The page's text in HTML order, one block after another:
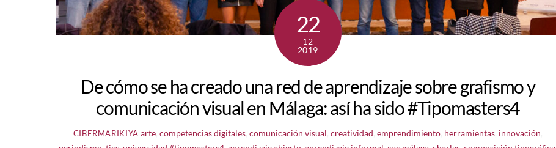
22
12
2019
De cómo se ha creado una red de aprendizaje sobre grafismo y
comunicación visual en Málaga: así ha sido #Tipomasters4
CIBERMARIKIYA arte ,competencias digitales ,comunicación visual ,creatividad ,emprendimiento herramientas innovación